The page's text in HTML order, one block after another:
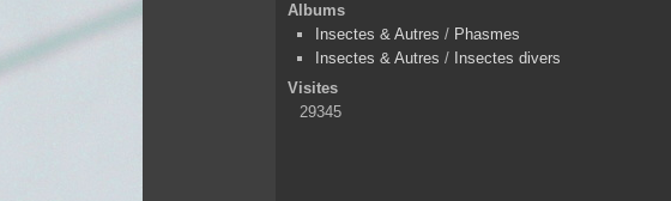
Albums
Insectes & Autres / Phasmes
Insectes & Autres / Insectes divers
Visites
29345